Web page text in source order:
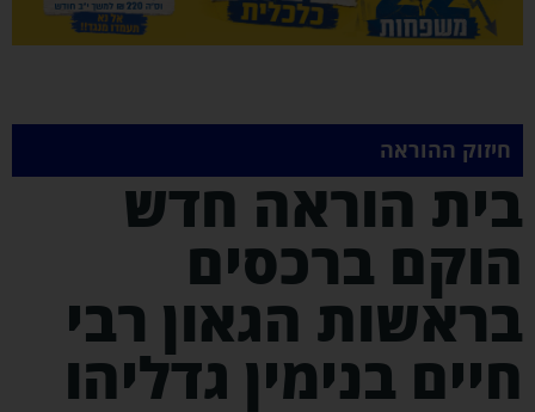
ההוראה
הוראה חדש
ברכסים
הגאון רבי
בנימין גדליהו